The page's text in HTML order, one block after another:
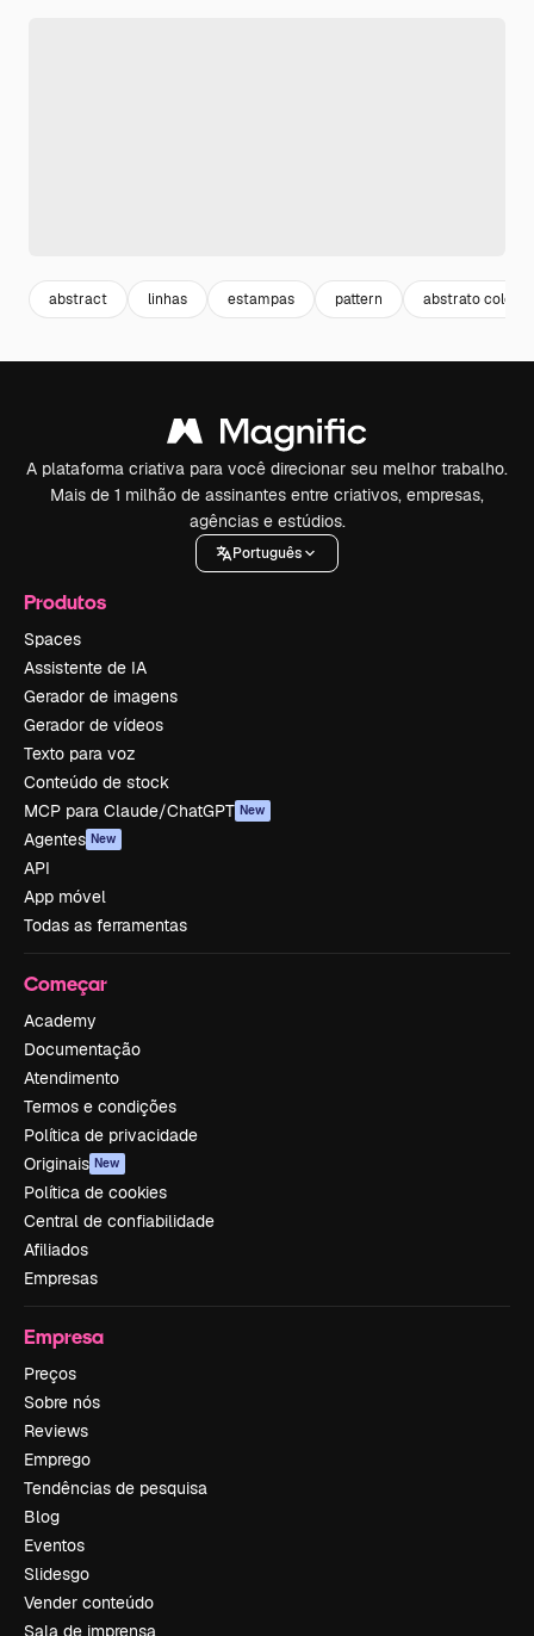
abstract linhas estampas pattern abstrato
A plataforma criativa para você direcionar seu melhor trabalho.
Mais de 1 milhão de assinantes entre criativos, empresas,
agências e estúdios.
Português
Produtos
Spaces
Assistente de IA
Gerador de imagens
Gerador de vídeos
Texto para voz
Conteúdo de stock
MCP para Claude/ChatGPT New
Agentes New
API
App móvel
Todas as ferramentas
Começar
Academy
Documentação
Atendimento
Termos e condições
Política de privacidade
Originais New
Política de cookies
Central de confiabilidade
Afiliados
Empresas
Empresa
Preços
Sobre nós
Reviews
Emprego
Tendências de pesquisa
Blog
Eventos
Slidesgo
Vender conteúdo
Sala de imprensa